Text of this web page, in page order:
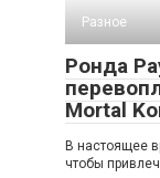
Разное
Ронда
Mortal
В настоящее
чтобы